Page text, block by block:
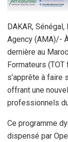
DAKAR,
Agency (AMA)/-
dernière au
Formateurs (TOT
s’apprête à faire
offrant une
professionnels
Ce programme
dispensé par